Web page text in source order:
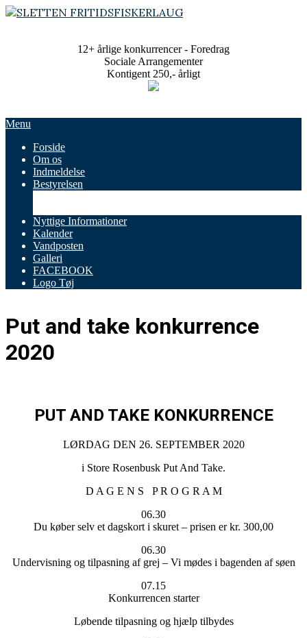
Skip
12+ årlige konkurrencer - Foredrag
Sociale Arrangementer
Kontigent 250,- årligt
Primary
Menu
Menu
Forside
Om os
Indmeldelse
Bestyrelsen
Nyttige Informationer
Kalender
Vandposten
Galleri
FACEBOOK
Logo Tøj
Put and take konkurrence
2020
PUT AND TAKE KONKURRENCE
LØRDAG DEN 26. SEPTEMBER 2020
i Store Rosenbusk Put And Take.
D A G E N S P R O G R A M
06.30
Du køber selv et dagskort i skuret – prisen er kr. 300,00
06.30
Undervisning og tilpasning af grej – Vi mødes i bagenden af søen
07.15
Konkurrencen starter
Løbende tilpasning og hjælp tilbydes